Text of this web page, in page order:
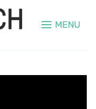
MENU